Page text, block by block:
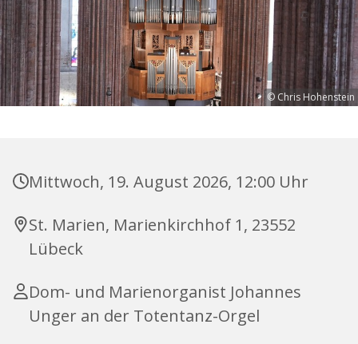
© Chris Hohenstein
Mittwoch, 19. August 2026, 12:00 Uhr
St. Marien, Marienkirchhof 1, 23552
Lübeck
Dom- und Marienorganist Johannes
Unger an der Totentanz-Orgel